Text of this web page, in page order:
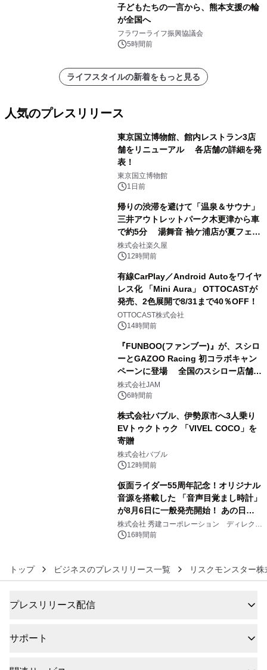
子どもたちの一言から、熊本支援の輪
が全国へ
フラワーライフ振興協議会
5時間前
ライフスタイルの新着をもっと見る
人気のプレスリリース
東京国立博物館、館内レストラン3店
舗をリニューアル 各店舗の詳細を発
表！
東京国立博物館
1日前
帰りの渋滞を避けて「温泉＆サウナ」
三井アウトレットパーク木更津から車
で約5分 湯舞音 袖ケ浦店が夏フェア
メニューを提供
株式会社楽久屋
12時間前
有線CarPlay／Android Autoをワイヤ
レス化 「Mini Aura」 OTTOCASTが
発売、2色展開で8/31まで40％OFF！
OTTOCAST株式会社
14時間前
『FUNBOO(ファンブー)』が、スシロ
ーとGAZOO Racing 初コラボキャン
ペーンに登場 全国のスシロー店舗で
GR 4車種の FUNBOO(ミニカー)付き
メニューが展開されます
株式会社JAM
6時間前
株式会社バブル、伊勢原市へ3人乗り
EVトゥクトゥク 「VIVEL COCO」を
寄贈
株式会社バブル
12時間前
仮面ライダー55周年記念！オリジナル
音源を搭載した 「音声目覚まし時計」
が8月6日に一般発売開始！ あの日の
大興奮が今甦る
株式会社 秀建コーポレーション ディレクト
アートギャラリー
16時間前
トップ ビジネスのプレスリリース一覧 リスクモンスター株
プレスリリース配信
サポート